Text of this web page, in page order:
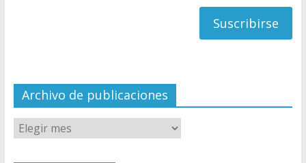
el
Archivo de publicaciones